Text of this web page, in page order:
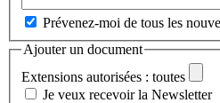
Prévenez-moi de tous les
Ajouter un document
Extensions autorisées : toutes
Je veux recevoir la Newsletter